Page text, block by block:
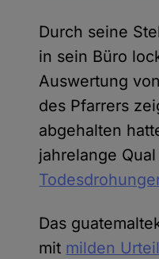
Durch seine
in sein Büro
Auswertung
des Pfarrers
abgehalten
jahrelange
Das
mit milden